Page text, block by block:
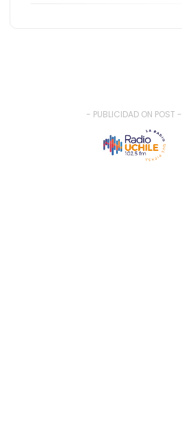
- PUBLICIDAD ON POST -